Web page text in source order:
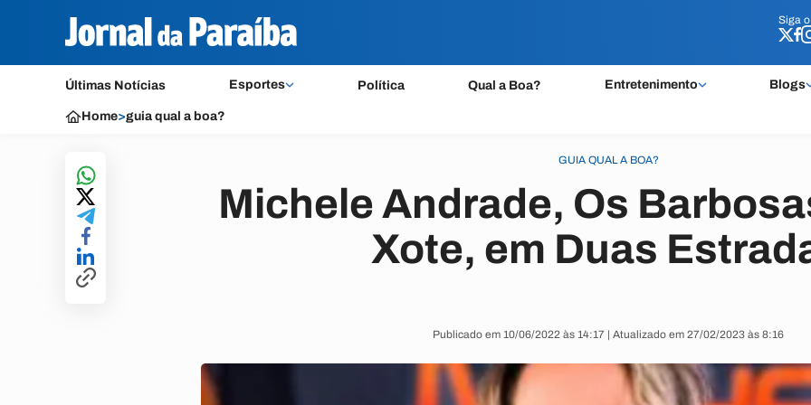
Siga o
Últimas Notícias Esportes Política Qual a Boa? Entretenimento Blogs
Siga o
Home>guia qual a boa?
GUIA QUAL A BOA?
Michele Andrade, Os
Xote, em Duas
Publicado em 10/06/2022 às 14:17 | Atualizado em 27/02/2023 às 8:16